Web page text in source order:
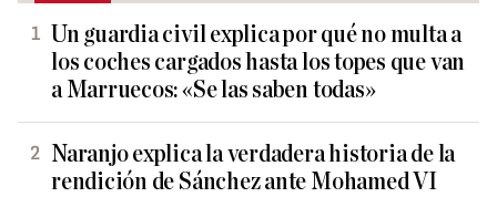
Un guardia civil explica por qué no multa a
los coches cargados hasta los topes que van
a Marruecos: «Se las saben todas»
Naranjo explica la verdadera historia de la
rendición de Sánchez ante Mohamed VI